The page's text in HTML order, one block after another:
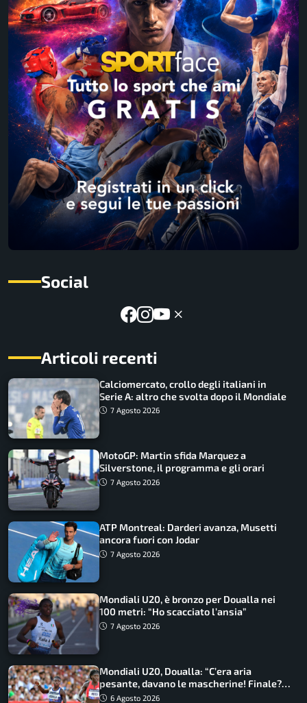
Social
Articoli recenti
Calciomercato, crollo degli italiani in
Serie A: altro che svolta dopo il Mondiale
7 Agosto 2026
MotoGP: Martin sfida Marquez a
Silverstone, il programma e gli orari
7 Agosto 2026
ATP Montreal: Darderi avanza, Musetti
ancora fuori con Jodar
7 Agosto 2026
Mondiali U20, è bronzo per Doualla nei
100 metri: “Ho scacciato l’ansia”
7 Agosto 2026
Mondiali U20, Doualla: “C’era aria
pesante, davano le mascherine! Finale?
Non ho nulla da perdere”
6 Agosto 2026